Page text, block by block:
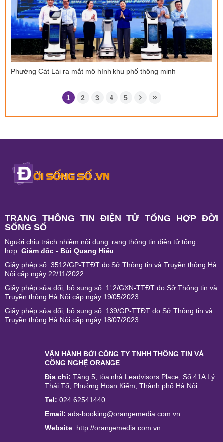
Phường Cát Lái ra mắt mô hình khu phố thông minh
1 2 3 4 5
TRANG THÔNG TIN ĐIỆN TỬ TỔNG HỢP ĐỜI
SỐNG SỐ
Người chịu trách nhiệm nội dung trang thông tin điện tử tổng
hợp: Giám đốc - Bùi Quang Hiếu
Giấy phép số: 3512/GP-TTĐT do Sở Thông tin và Truyền thông Hà
Nội cấp ngày 22/11/2022
Giấy phép sửa đổi, bổ sung số: 112/GXN-TTĐT do Sở Thông tin và
Truyền thông Hà Nội cấp ngày 19/05/2023
Giấy phép sửa đổi, bổ sung số: 139/GP-TTĐT do Sở Thông tin và
Truyền thông Hà Nội cấp ngày 18/07/2023
VẬN HÀNH BỞI CÔNG TY TNHH THÔNG TIN VÀ
CÔNG NGHỆ ORANGE
Địa chỉ: Tầng 5, tòa nhà Leadvisors Place, Số 41A Lý
Thái Tổ, Phường Hoàn Kiếm, Thành phố Hà Nội
Tel: 024.62541440
Email: ads-booking@orangemedia.com.vn
Website: http://orangemedia.com.vn